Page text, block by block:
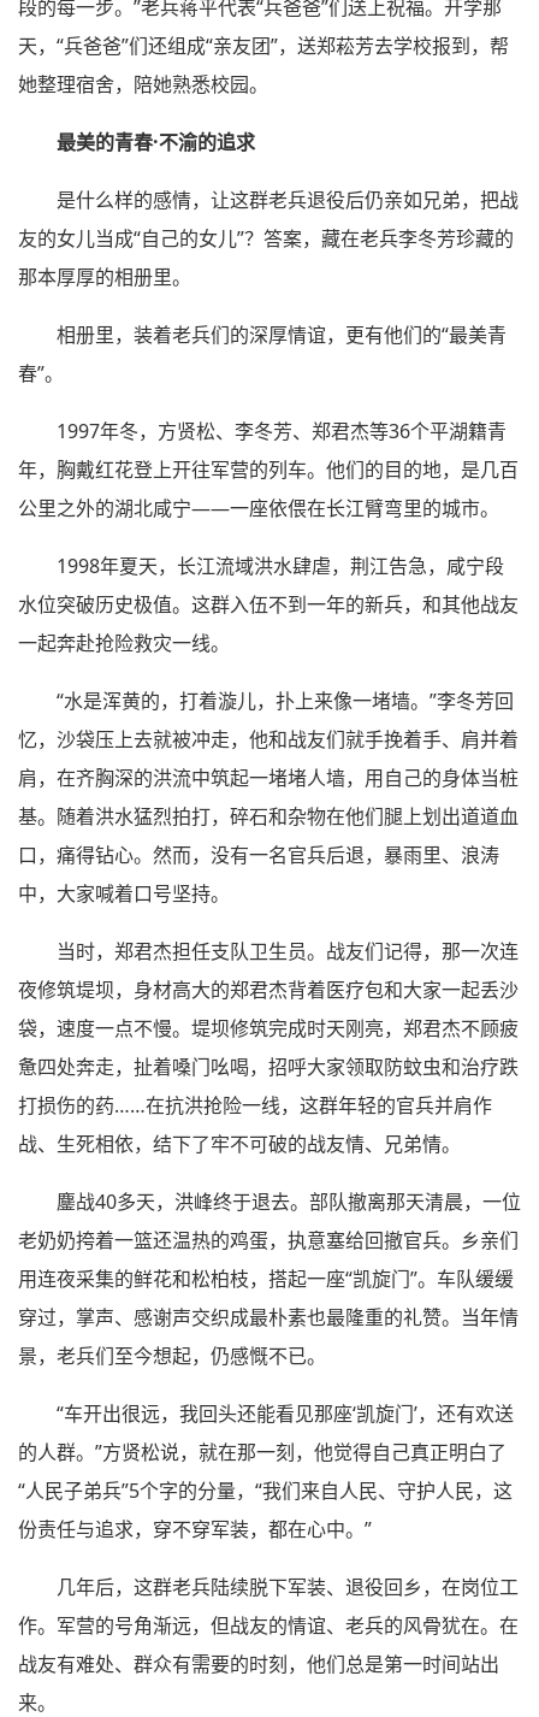
段的每一步。”老兵蒋平代表“兵爸爸”们送上祝福。开学那
天，“兵爸爸”们还组成“亲友团”，送郑菘芳去学校报到，帮
她整理宿舍，陪她熟悉校园。
最美的青春·不渝的追求
是什么样的感情，让这群老兵退役后仍亲如兄弟，把战
友的女儿当成“自己的女儿”？答案，藏在老兵李冬芳珍藏的
那本厚厚的相册里。
相册里，装着老兵们的深厚情谊，更有他们的“最美青
春”。
1997年冬，方贤松、李冬芳、郑君杰等36个平湖籍青
年，胸戴红花登上开往军营的列车。他们的目的地，是几百
公里之外的湖北咸宁——一座依偎在长江臂弯里的城市。
1998年夏天，长江流域洪水肆虐，荆江告急，咸宁段
水位突破历史极值。这群入伍不到一年的新兵，和其他战友
一起奔赴抢险救灾一线。
“水是浑黄的，打着漩儿，扑上来像一堵墙。”李冬芳回
忆，沙袋压上去就被冲走，他和战友们就手挽着手、肩并着
肩，在齐胸深的洪流中筑起一堵堵人墙，用自己的身体当桩
基。随着洪水猛烈拍打，碎石和杂物在他们腿上划出道道血
口，痛得钻心。然而，没有一名官兵后退，暴雨里、浪涛
中，大家喊着口号坚持。
当时，郑君杰担任支队卫生员。战友们记得，那一次连
夜修筑堤坝，身材高大的郑君杰背着医疗包和大家一起丢沙
袋，速度一点不慢。堤坝修筑完成时天刚亮，郑君杰不顾疲
惫四处奔走，扯着嗓门吆喝，招呼大家领取防蚊虫和治疗跌
打损伤的药……在抗洪抢险一线，这群年轻的官兵并肩作
战、生死相依，结下了牢不可破的战友情、兄弟情。
鏖战40多天，洪峰终于退去。部队撤离那天清晨，一位
老奶奶挎着一篮还温热的鸡蛋，执意塞给回撤官兵。乡亲们
用连夜采集的鲜花和松柏枝，搭起一座“凯旋门”。车队缓缓
穿过，掌声、感谢声交织成最朴素也最隆重的礼赞。当年情
景，老兵们至今想起，仍感慨不已。
“车开出很远，我回头还能看见那座‘凯旋门’，还有欢送
的人群。”方贤松说，就在那一刻，他觉得自己真正明白了
“人民子弟兵”5个字的分量，“我们来自人民、守护人民，这
份责任与追求，穿不穿军装，都在心中。”
几年后，这群老兵陆续脱下军装、退役回乡，在岗位工
作。军营的号角渐远，但战友的情谊、老兵的风骨犹在。在
战友有难处、群众有需要的时刻，他们总是第一时间站出
来。